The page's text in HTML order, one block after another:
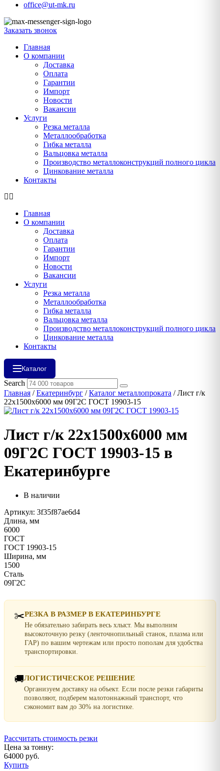
office@ut-mk.ru
Заказать звонок
Главная
О компании
Доставка
Оплата
Гарантии
Импорт
Новости
Вакансии
Услуги
Резка металла
Металлообработка
Гибка металла
Вальцовка металла
Производство металлоконструкций полного цикла
Цинкование металла
Контакты
Главная
О компании
Доставка
Оплата
Гарантии
Импорт
Новости
Вакансии
Услуги
Резка металла
Металлообработка
Гибка металла
Вальцовка металла
Производство металлоконструкций полного цикла
Цинкование металла
Контакты
Каталог
Search
Главная /Екатеринбург /Каталог металлопроката / Лист г/к
22х1500х6000 мм 09Г2C ГОСТ 19903-15
Лист г/к 22х1500х6000 мм
09Г2C ГОСТ 19903-15 в
Екатеринбурге
В наличии
Артикул: 3f35f87ae6d4
Длина, мм
6000
ГОСТ
ГОСТ 19903-15
Ширина, мм
1500
Сталь
09Г2С
✂️РЕЗКА В РАЗМЕР В ЕКАТЕРИНБУРГЕ
Не обязательно забирать весь хлыст. Мы выполним
высокоточную резку (ленточнопильный станок, плазма или
ГАР) по вашим чертежам или просто пополам для удобства
транспортировки.
🚚ЛОГИСТИЧЕСКОЕ РЕШЕНИЕ
Организуем доставку на объект. Если после резки габариты
позволяют, подберем малотоннажный транспорт, что
сэкономит вам до 30% на логистике.
Рассчитать стоимость резки
Цена за тонну:
64000 руб.
Купить